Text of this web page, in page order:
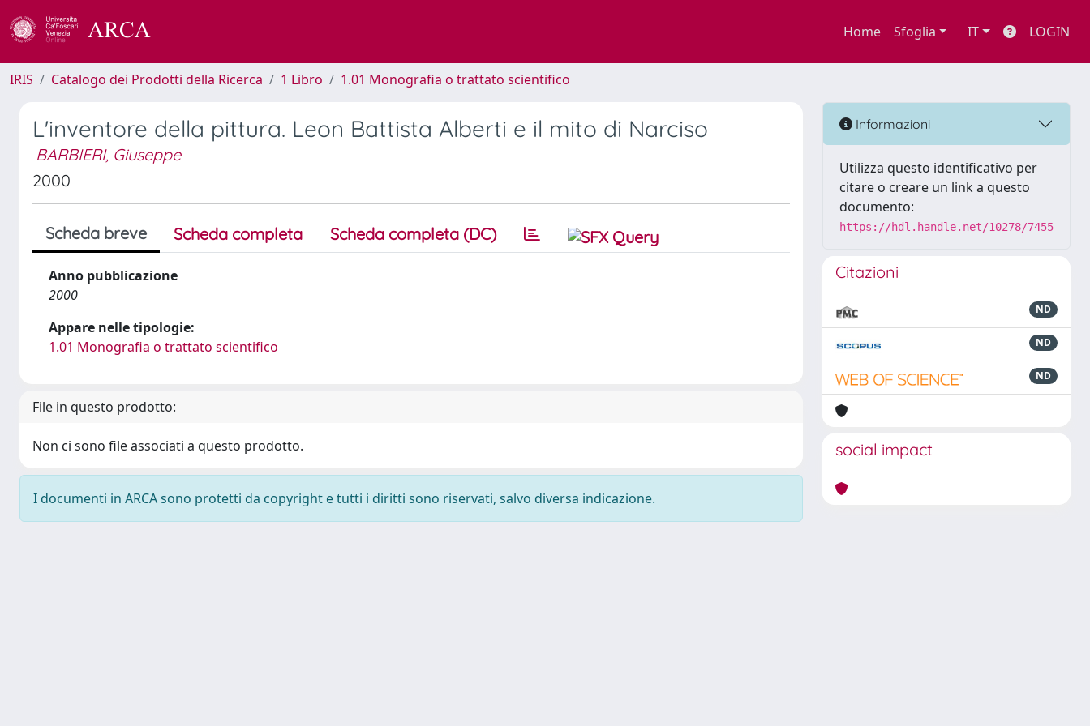
Home Sfoglia IT LOGIN
IRIS Catalogo dei Prodotti della Ricerca 1 Libro 1.01 Monografia o trattato scientifico
L'inventore della pittura. Leon Battista Alberti e il mito di Narciso
BARBIERI, Giuseppe
2000
Scheda breve Scheda completa Scheda completa (DC)
Anno pubblicazione
2000
Appare nelle tipologie:
1.01 Monografia o trattato scientifico
File in questo prodotto:
Non ci sono file associati a questo prodotto.
I documenti in ARCA sono protetti da copyright e tutti i diritti sono riservati, salvo diversa indicazione.
Informazioni
Utilizza questo identificativo per
citare o creare un link a questo
documento:
https://hdl.handle.net/10278/7455
Citazioni
ND
ND
ND
social impact